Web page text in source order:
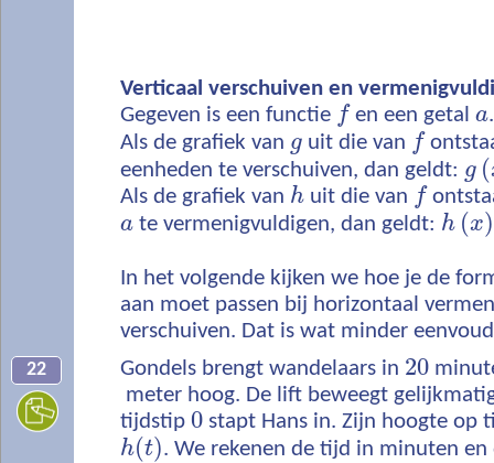
Verticaal verschuiven en
Gegeven is een functie f en een getala.
Als de grafiek van g uit die van f
eenheden te verschuiven, dan geldt: g (
Als de grafiek van h uit die van f
a te vermenigvuldigen, dan geldt: h (x)
In het volgende kijken we hoe je de
aan moet passen bij horizontaal
verschuiven. Dat is wat minder
22 Gondels brengt wandelaars in 20
meter hoog. De lift beweegt
tijdstip 0 stapt Hans in. Zijn hoogte op
h(t). We rekenen de tijd in minuten